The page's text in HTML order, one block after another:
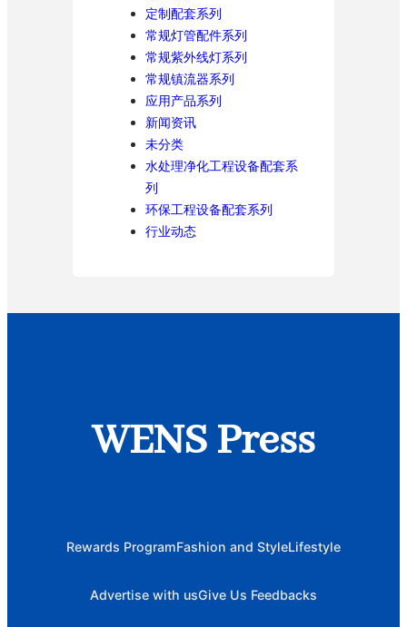
定制配套系列
常规灯管配件系列
常规紫外线灯系列
常规镇流器系列
应用产品系列
新闻资讯
未分类
水处理净化工程设备配套系
列
环保工程设备配套系列
行业动态
WENS Press
Rewards ProgramFashion and StyleLifestyle
Advertise with usGive Us Feedbacks